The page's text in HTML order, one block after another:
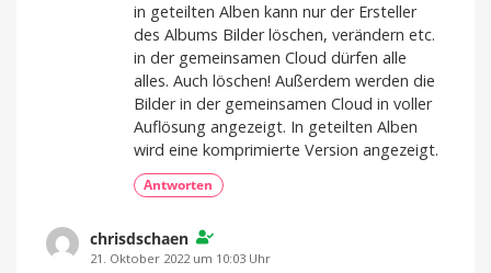
in geteilten Alben kann nur der Ersteller
des Albums Bilder löschen, verändern etc.
in der gemeinsamen Cloud dürfen alle
alles. Auch löschen! Außerdem werden die
Bilder in der gemeinsamen Cloud in voller
Auflösung angezeigt. In geteilten Alben
wird eine komprimierte Version angezeigt.
Antworten
chrisdschaen
21. Oktober 2022 um 10:03 Uhr